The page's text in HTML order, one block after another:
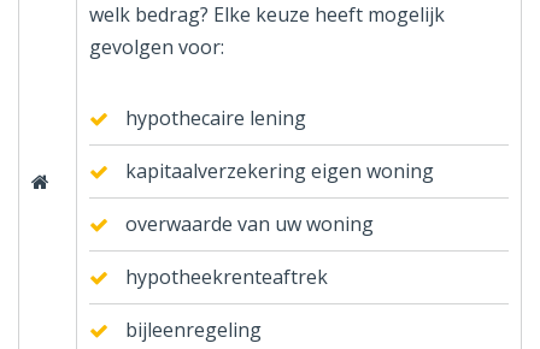
welk bedrag? Elke keuze heeft mogelijk
gevolgen voor:
hypothecaire lening
kapitaalverzekering eigen woning
overwaarde van uw woning
hypotheekrenteaftrek
bijleenregeling